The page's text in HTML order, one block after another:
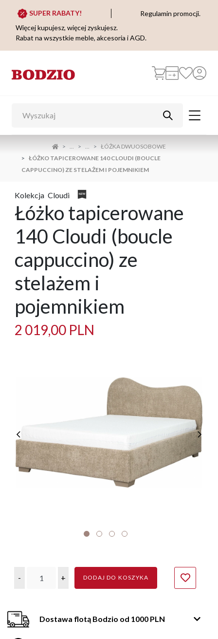
SUPER RABATY!
Regulamin promocji.
Więcej kupujesz, więcej zyskujesz.
Rabat na wszystkie meble, akcesoria i AGD.
... ...
ŁÓŻKA DWUOSOBOWE
ŁÓŻKO TAPICEROWANE 140 CLOUDI (BOUCLE
CAPPUCCINO) ZE STELAŻEM I POJEMNIKIEM
Kolekcja Cloudi
Łóżko tapicerowane
140 Cloudi (boucle
cappuccino) ze
stelażem i
pojemnikiem
2 019,00 PLN
- + DODAJ DO KOSZYKA
Dostawa flotą Bodzio od 1000 PLN